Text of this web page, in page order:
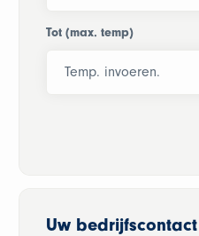
Tot (max. temp)
Uw bedrijfscontact